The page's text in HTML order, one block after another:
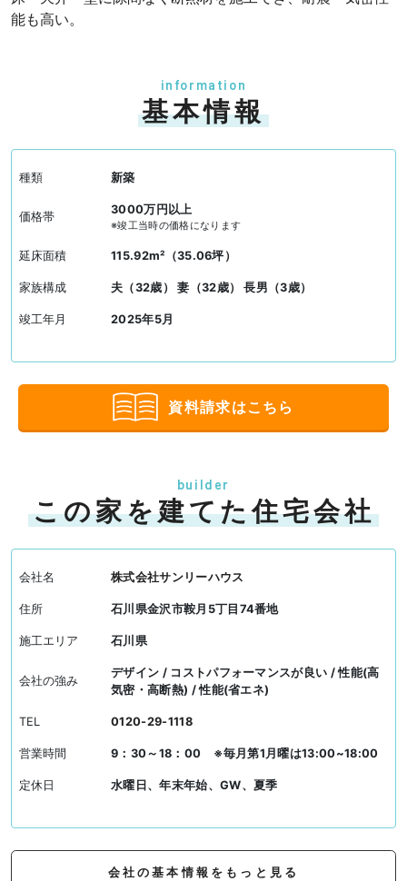
能も高い。
information
基本情報
種類 新築
価格帯
3000万円以上
※竣工当時の価格になります
延床面積 115.92m²（35.06坪）
家族構成 夫（32歳） 妻（32歳） 長男（3歳）
竣工年月 2025年5月
資料請求はこちら
builder
この家を建てた住宅会社
会社名 株式会社サンリーハウス
住所 石川県金沢市鞍月5丁目74番地
施工エリア 石川県
会社の強み
デザイン / コストパフォーマンスが良い / 性能(高
気密・高断熱) / 性能(省エネ)
TEL 0120-29-1118
営業時間 9：30～18：00 ※毎月第1月曜は13:00~18:00
定休日 水曜日、年末年始、GW、夏季
会社の基本情報をもっと見る